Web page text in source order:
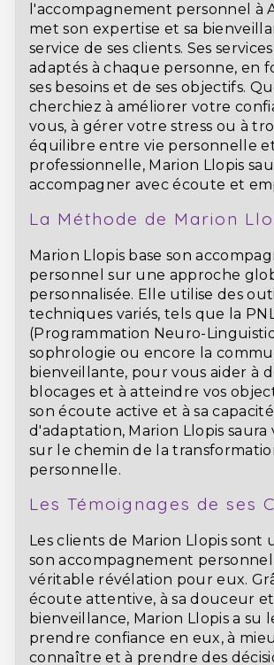
l'accompagnement personnel à
met son expertise et sa
service de ses clients. Ses
adaptés à chaque personne, en
ses besoins et de ses objectifs.
cherchiez à améliorer votre
vous, à gérer votre stress ou à
équilibre entre vie personnelle
professionnelle, Marion Llopis
accompagner avec écoute et
La Méthode de Marion
Marion Llopis base son
personnel sur une approche
personnalisée. Elle utilise des
techniques variés, tels que la
(Programmation Neuro-
sophrologie ou encore la
bienveillante, pour vous aider à
blocages et à atteindre vos
son écoute active et à sa capacité
d'adaptation, Marion Llopis
sur le chemin de la
personnelle.
Les Témoignages de ses
Les clients de Marion Llopis sont
son accompagnement
véritable révélation pour eux.
écoute attentive, à sa douceur et
bienveillance, Marion Llopis a su
prendre confiance en eux, à
connaître et à prendre des